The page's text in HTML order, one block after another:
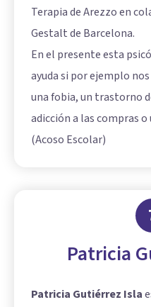
Terapia de Arezzo en
Gestalt de Barcelona.
En el presente esta
ayuda si por ejemplo
una fobia, un trastorno
adicción a las compras
(Acoso Escolar)
Patricia
Patricia Gutiérrez Isla